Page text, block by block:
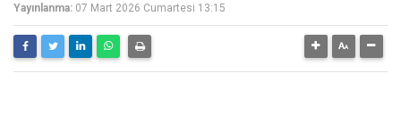
Yayınlanma: 07 Mart 2026 Cumartesi 13:15